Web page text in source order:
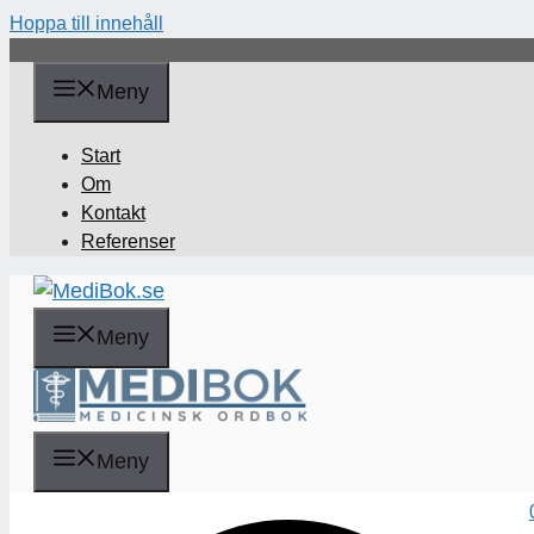
Hoppa till innehåll
Meny
Start
Om
Kontakt
Referenser
Meny
Sök
Meny